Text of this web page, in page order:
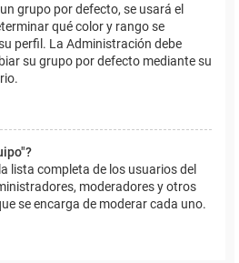
grupo por defecto, se usará el
qué color y rango se
perfil. La Administración debe
su grupo por defecto mediante su
lista completa de los usuarios del
moderadores y otros
se encarga de moderar cada uno.